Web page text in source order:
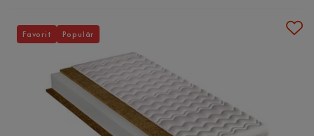
Favorit Populär